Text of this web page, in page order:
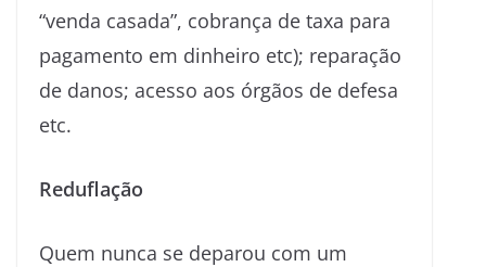
“venda casada”, cobrança de taxa para
pagamento em dinheiro etc); reparação
de danos; acesso aos órgãos de defesa
etc.
Reduflação
Quem nunca se deparou com um